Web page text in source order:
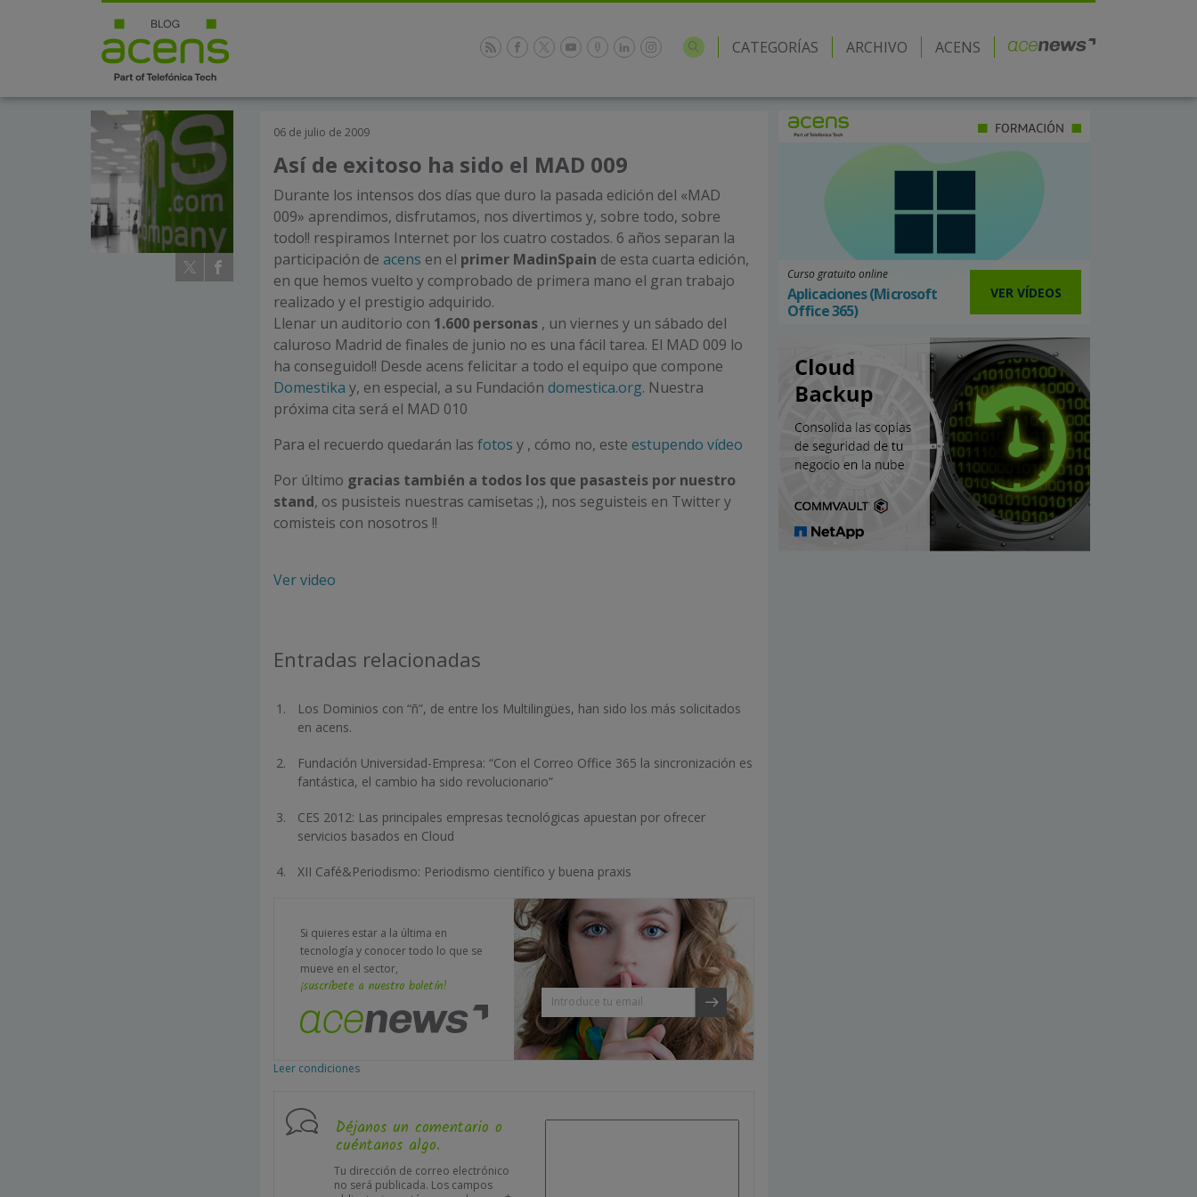
CATEGORÍAS ARCHIVO ACENS
06 de julio de 2009
Así de exitoso ha sido el MAD 009
Durante los intensos dos días que duro la pasada edición del «MAD
009» aprendimos, disfrutamos, nos divertimos y, sobre todo, sobre
todo!! respiramos Internet por los cuatro costados. 6 años separan la
participación de acens en el primer MadinSpain de esta cuarta edición,
en que hemos vuelto y comprobado de primera mano el gran trabajo
realizado y el prestigio adquirido.
Llenar un auditorio con 1.600 personas , un viernes y un sábado del
caluroso Madrid de finales de junio no es una fácil tarea. El MAD 009 lo
ha conseguido!! Desde acens felicitar a todo el equipo que compone
Domestika y, en especial, a su Fundación domestica.org. Nuestra
próxima cita será el MAD 010
Para el recuerdo quedarán las fotos y , cómo no, este estupendo vídeo
Por último gracias también a todos los que pasasteis por nuestro
stand, os pusisteis nuestras camisetas ;), nos seguisteis en Twitter y
comisteis con nosotros !!
Ver video
Entradas relacionadas
Los Dominios con “ñ”, de entre los Multilingües, han sido los más solicitados
en acens.
Fundación Universidad-Empresa: “Con el Correo Office 365 la sincronización es
fantástica, el cambio ha sido revolucionario”
CES 2012: Las principales empresas tecnológicas apuestan por ofrecer
servicios basados en Cloud
XII Café&Periodismo: Periodismo científico y buena praxis
Si quieres estar a la última en
tecnología y conocer todo lo que se
mueve en el sector,
¡suscríbete a nuestro boletín!
Leer condiciones
Déjanos un comentario o
cuéntanos algo.
Tu dirección de correo electrónico
no será publicada. Los campos
Curso gratuito online
Aplicaciones (Microsoft
Office 365)
VER VÍDEOS